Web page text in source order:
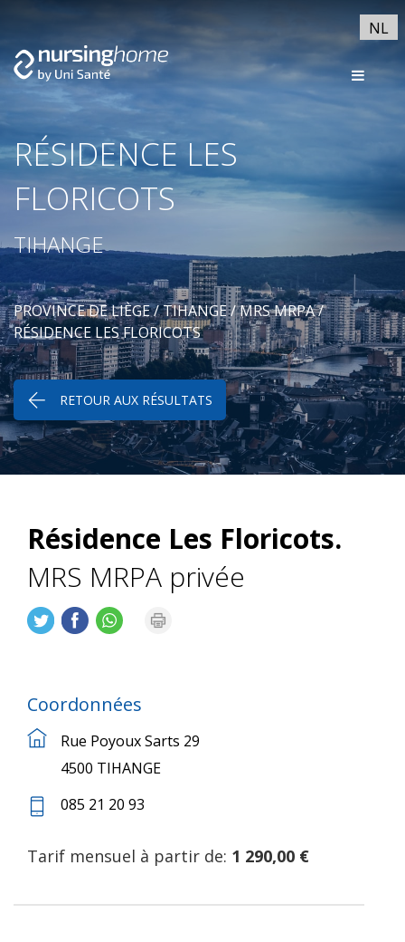
NL
RÉSIDENCE LES
FLORICOTS
TIHANGE
PROVINCE DE LIÈGE/TIHANGE/MRS MRPA/
RÉSIDENCE LES FLORICOTS
RETOUR AUX RÉSULTATS
Résidence Les Floricots.
MRS MRPA privée
Coordonnées
Rue Poyoux Sarts 29
4500 TIHANGE
085 21 20 93
Tarif mensuel à partir de: 1 290,00 €